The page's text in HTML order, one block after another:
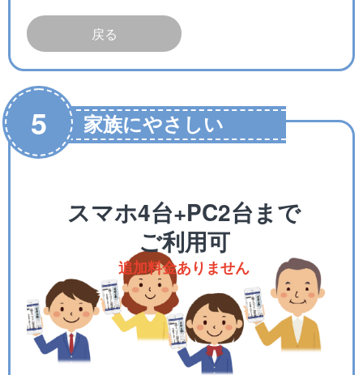
戻る
家族にやさしい
5
スマホ4台+PC2台まで
ご利用可
追加料金ありません